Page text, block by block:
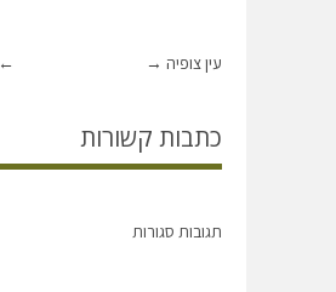
← עין צופיה →
כתבות קשורות
תגובות סגורות